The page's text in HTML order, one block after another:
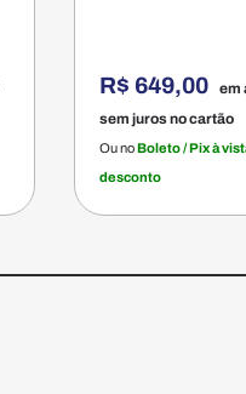
R$ 649,00 em
sem juros no cartão
Ou noBoleto / Pix à
desconto